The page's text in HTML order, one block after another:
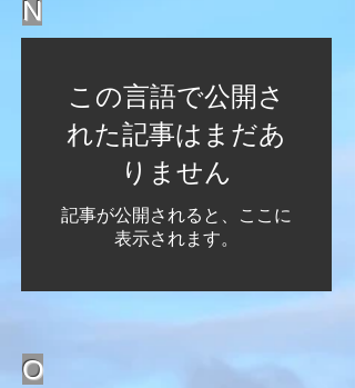
N
この言語で公開さ
れた記事はまだあ
りません
記事が公開されると、ここに
表示されます。
O